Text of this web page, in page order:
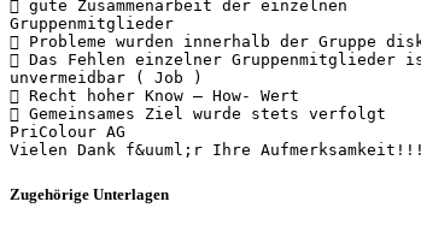
 gute Zusammenarbeit der einzelnen
Gruppenmitglieder
 Probleme wurden innerhalb der Gruppe
 Das Fehlen einzelner Gruppenmitglieder
unvermeidbar ( Job )
 Recht hoher Know – How- Wert
 Gemeinsames Ziel wurde stets verfolgt
PriColour AG
Zugehörige Unterlagen